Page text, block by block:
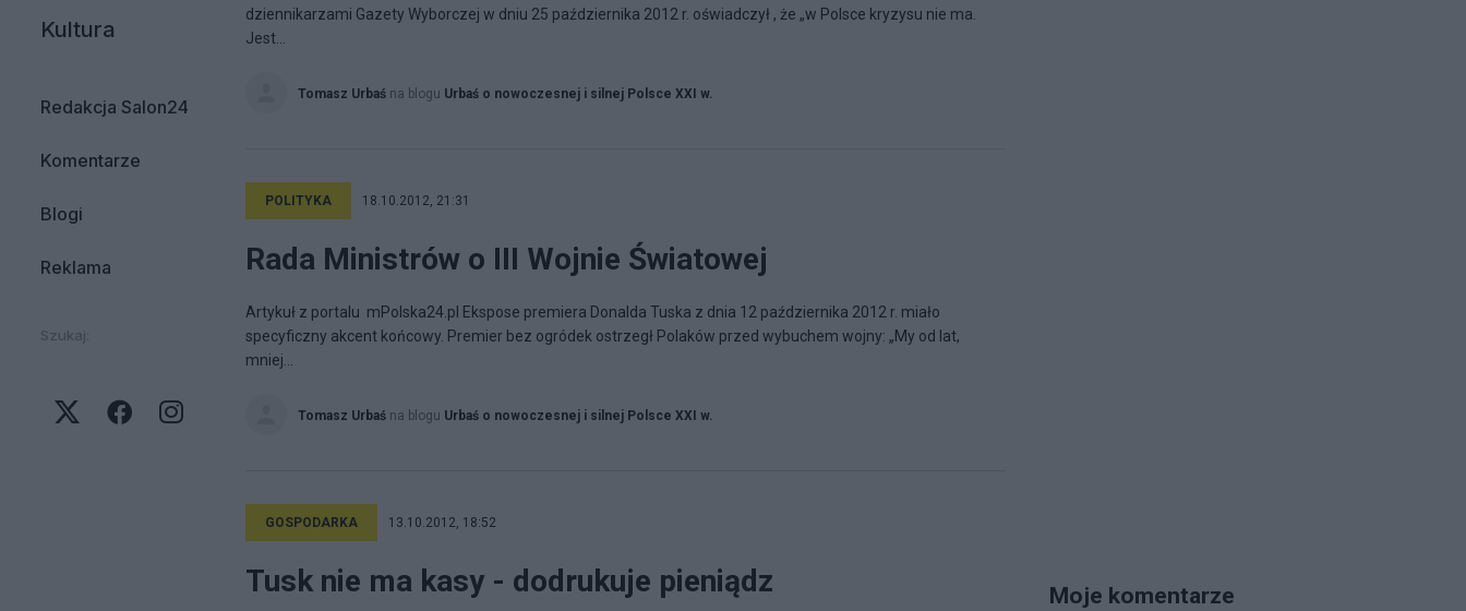
Kultura
Redakcja Salon24
Komentarze
Blogi
Reklama
Szukaj:
dziennikarzami Gazety Wyborczej w dniu 25 października 2012 r. oświadczył , że „w Polsce kryzysu nie ma.
Jest...
Tomasz Urbaś na blogu Urbaś o nowoczesnej i silnej Polsce XXI w.
POLITYKA 18.10.2012, 21:31
Rada Ministrów o III Wojnie Światowej
Artykuł z portalu mPolska24.pl Ekspose premiera Donalda Tuska z dnia 12 października 2012 r. miało
specyficzny akcent końcowy. Premier bez ogródek ostrzegł Polaków przed wybuchem wojny: „My od lat,
mniej...
Tomasz Urbaś na blogu Urbaś o nowoczesnej i silnej Polsce XXI w.
GOSPODARKA 13.10.2012, 18:52
Tusk nie ma kasy - dodrukuje pieniądz Moje komentarze